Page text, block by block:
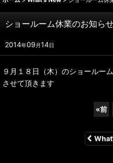
ショールーム休業のお知ら
2014年09 月14日
９月１８日（木）のショールー
させて頂きます
«前